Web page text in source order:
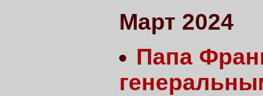
Март 2024
Папа